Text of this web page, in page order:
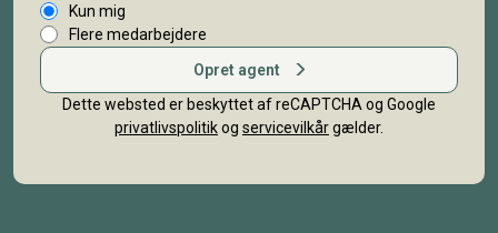
Kun mig
Flere medarbejdere
Opret agent
Dette websted er beskyttet af reCAPTCHA og Google
privatlivspolitikog servicevilkårgælder.